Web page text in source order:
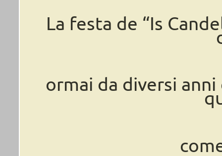
La festa de “Is
ormai da diversi